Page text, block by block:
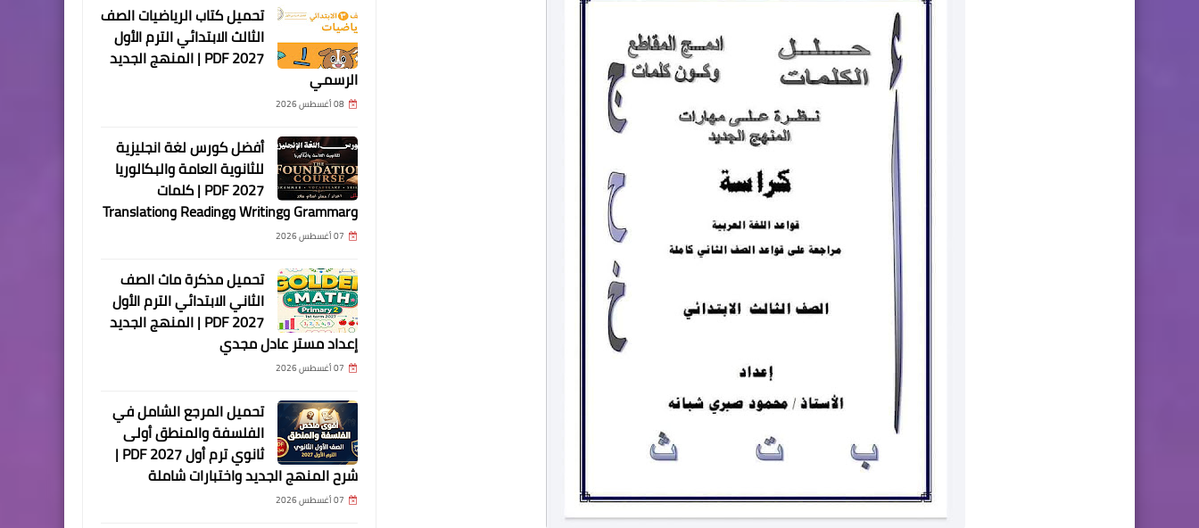
تحميل كتاب الرياضيات الصف
الثالث الابتدائي الترم الأول
2027 PDF | المنهج الجديد
الرسمي
08 أغسطس 2026
أفضل كورس لغة انجليزية
للثانوية العامة والبكالوريا
2027 PDF | كلمات
وGrammar وWriting وReading وTranslation
07 أغسطس 2026
تحميل مذكرة ماث الصف
الثاني الابتدائي الترم الأول
2027 PDF | المنهج الجديد
إعداد مستر عادل مجدي
07 أغسطس 2026
تحميل المرجع الشامل في
الفلسفة والمنطق أولى
ثانوي ترم أول 2027 PDF |
شرح المنهج الجديد واختبارات شاملة
07 أغسطس 2026